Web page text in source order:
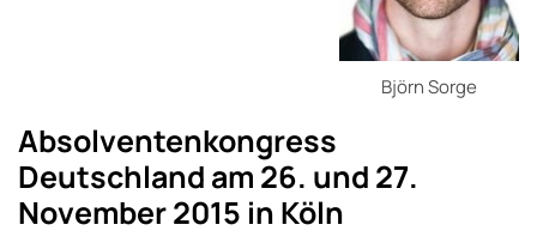
Björn Sorge
Absolventenkongress
Deutschland am 26. und 27.
November 2015 in Köln